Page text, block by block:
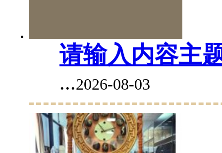
请输入内容主
...2026-08-03